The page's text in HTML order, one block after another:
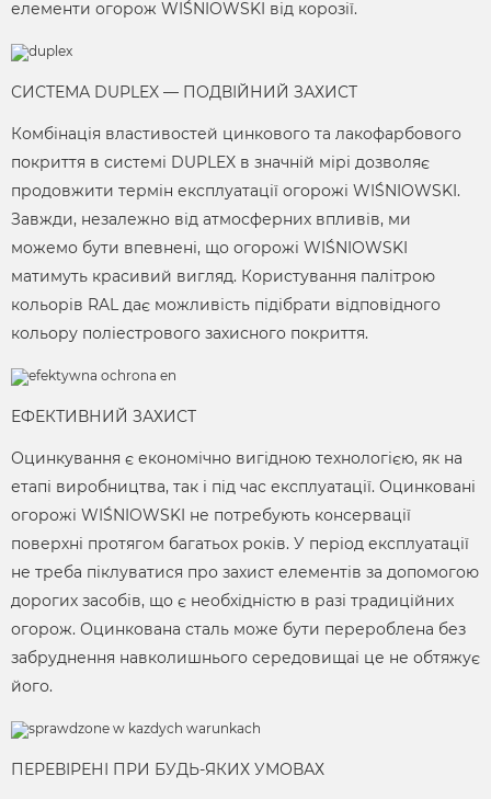
елементи огорож WIŚNIOWSKI від корозії.
СИСТЕМА DUPLEX — ПОДВІЙНИЙ ЗАХИСТ
Комбінація властивостей цинкового та лакофарбового
покриття в системі DUPLEX в значній мірі дозволяє
продовжити термін експлуатації огорожі WIŚNIOWSKI.
Завжди, незалежно від атмосферних впливів, ми
можемо бути впевнені, що огорожі WIŚNIOWSKI
матимуть красивий вигляд. Користування палітрою
кольорів RAL дає можливість підібрати відповідного
кольору поліестрового захисного покриття.
ЕФЕКТИВНИЙ ЗАХИСТ
Оцинкування є економічно вигідною технологією, як на
етапі виробництва, так і під час експлуатації. Оцинковані
огорожі WIŚNIOWSKI не потребують консервації
поверхні протягом багатьох років. У період експлуатації
не треба піклуватися про захист елементів за допомогою
дорогих засобів, що є необхідністю в разі традиційних
огорож. Оцинкована сталь може бути перероблена без
забруднення навколишнього середовищаі це не обтяжує
його.
ПЕРЕВІРЕНІ ПРИ БУДЬ-ЯКИХ УМОВАХ